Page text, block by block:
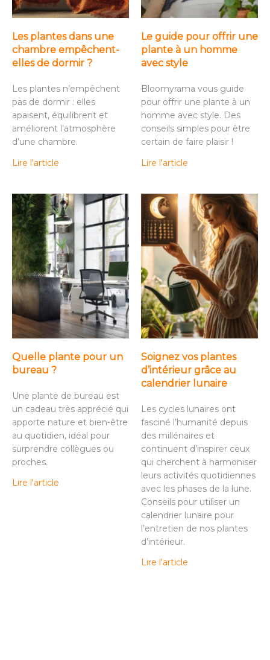
Les plantes dans une
chambre empêchent-
elles de dormir ?
Les plantes n’empêchent
pas de dormir : elles
apaisent, équilibrent et
améliorent l’atmosphère
d’une chambre.
Lire l'article
Le guide pour offrir une
plante à un homme
avec style
Bloomyrama vous guide
pour offrir une plante à un
homme avec style. Des
conseils simples pour être
certain de faire plaisir !
Lire l'article
Quelle plante pour un
bureau ?
Une plante de bureau est
un cadeau très apprécié qui
apporte nature et bien-être
au quotidien, idéal pour
surprendre collègues ou
proches.
Lire l'article
Soignez vos plantes
d’intérieur grâce au
calendrier lunaire
Les cycles lunaires ont
fasciné l’humanité depuis
des millénaires et
continuent d’inspirer ceux
qui cherchent à harmoniser
leurs activités quotidiennes
avec les phases de la lune.
Conseils pour utiliser un
calendrier lunaire pour
l’entretien de nos plantes
d’intérieur.
Lire l'article